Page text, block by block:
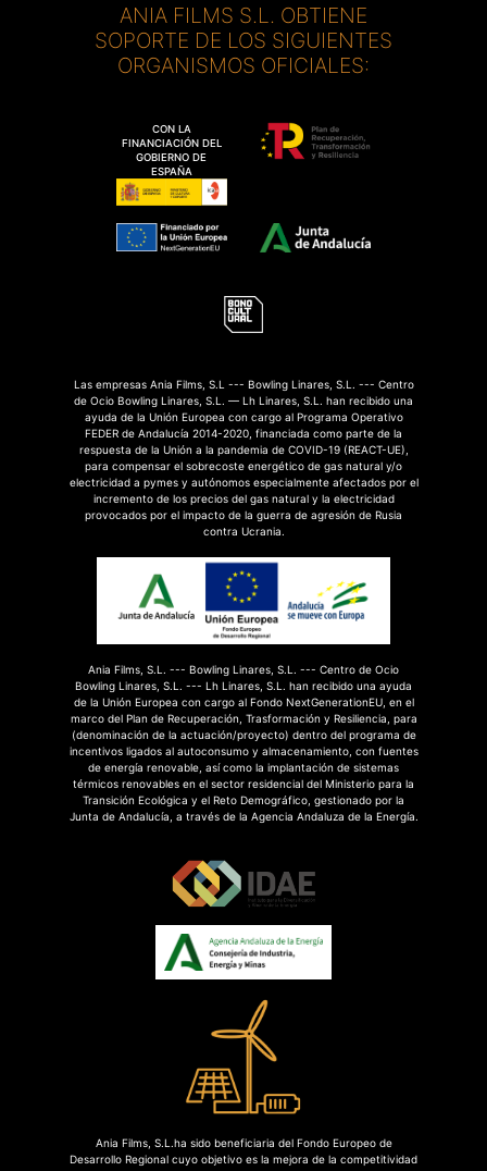
ANIA FILMS S.L. OBTIENE
SOPORTE DE LOS SIGUIENTES
ORGANISMOS OFICIALES:
CON LA
FINANCIACIÓN DEL
GOBIERNO DE
ESPAÑA
Las empresas Ania Films, S.L --- Bowling Linares, S.L. --- Centro
de Ocio Bowling Linares, S.L. — Lh Linares, S.L. han recibido una
ayuda de la Unión Europea con cargo al Programa Operativo
FEDER de Andalucía 2014-2020, financiada como parte de la
respuesta de la Unión a la pandemia de COVID-19 (REACT-UE),
para compensar el sobrecoste energético de gas natural y/o
electricidad a pymes y autónomos especialmente afectados por el
incremento de los precios del gas natural y la electricidad
provocados por el impacto de la guerra de agresión de Rusia
contra Ucrania.
Ania Films, S.L. --- Bowling Linares, S.L. --- Centro de Ocio
Bowling Linares, S.L. --- Lh Linares, S.L. han recibido una ayuda
de la Unión Europea con cargo al Fondo NextGenerationEU, en el
marco del Plan de Recuperación, Trasformación y Resiliencia, para
(denominación de la actuación/proyecto) dentro del programa de
incentivos ligados al autoconsumo y almacenamiento, con fuentes
de energía renovable, así como la implantación de sistemas
térmicos renovables en el sector residencial del Ministerio para la
Transición Ecológica y el Reto Demográfico, gestionado por la
Junta de Andalucía, a través de la Agencia Andaluza de la Energía.
Ania Films, S.L.ha sido beneficiaria del Fondo Europeo de
Desarrollo Regional cuyo objetivo es la mejora de la competitividad